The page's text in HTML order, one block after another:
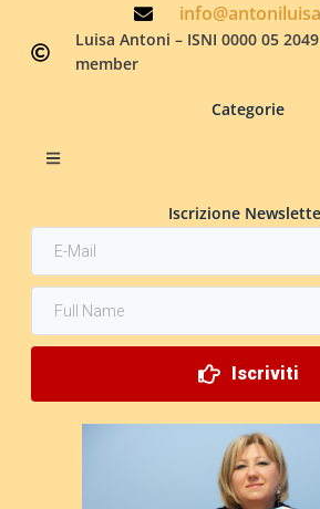
Luisa Antoni – ISNI 0000 05 2049
member
Categorie
Iscrizione
Iscriviti